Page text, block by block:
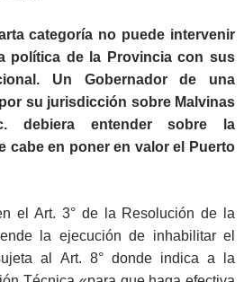
categoría no puede intervenir
política de la Provincia con sus
Un Gobernador de una
su jurisdicción sobre Malvinas
debiera entender sobre la
cabe en poner en valor el Puerto
el Art. 3° de la Resolución de la
la ejecución de inhabilitar el
al Art. 8° donde indica a la